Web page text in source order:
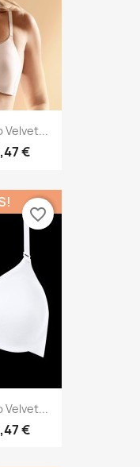
Velvet...
€
Velvet...
€
favorite_border